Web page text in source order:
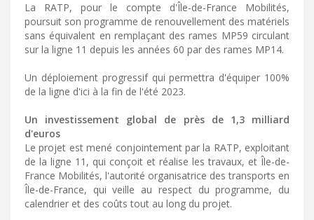
La RATP, pour le compte d'Île-de-France Mobilités,
poursuit son programme de renouvellement des matériels
sans équivalent en remplaçant des rames MP59 circulant
sur la ligne 11 depuis les années 60 par des rames MP14.
Un déploiement progressif qui permettra d'équiper 100%
de la ligne d'ici à la fin de l'été 2023.
Un investissement global de près de 1,3 milliard
d'euros
Le projet est mené conjointement par la RATP, exploitant
de la ligne 11, qui conçoit et réalise les travaux, et Île-de-
France Mobilités, l'autorité organisatrice des transports en
Île-de-France, qui veille au respect du programme, du
calendrier et des coûts tout au long du projet.